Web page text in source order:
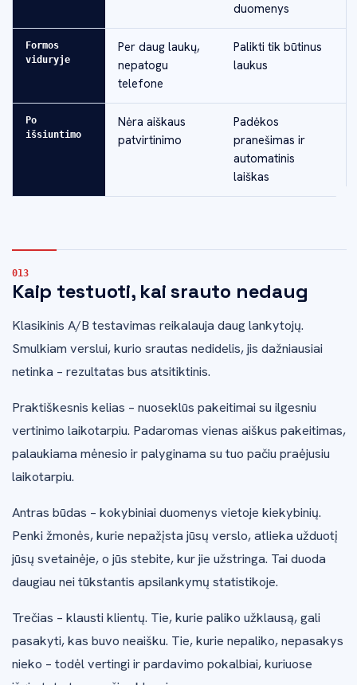
duomenys
Formos
viduryje
Per daug laukų,
nepatogu
telefone
Palikti tik būtinus
laukus
Po
išsiuntimo
Nėra aiškaus
patvirtinimo
Padėkos
pranešimas ir
automatinis
laiškas
Kaip testuoti, kai srauto nedaug
Klasikinis A/B testavimas reikalauja daug lankytojų.
Smulkiam verslui, kurio srautas nedidelis, jis dažniausiai
netinka – rezultatas bus atsitiktinis.
Praktiškesnis kelias – nuoseklūs pakeitimai su ilgesniu
vertinimo laikotarpiu. Padaromas vienas aiškus pakeitimas,
palaukiama mėnesio ir palyginama su tuo pačiu praėjusiu
laikotarpiu.
Antras būdas – kokybiniai duomenys vietoje kiekybinių.
Penki žmonės, kurie nepažįsta jūsų verslo, atlieka užduotį
jūsų svetainėje, o jūs stebite, kur jie užstringa. Tai duoda
daugiau nei tūkstantis apsilankymų statistikoje.
Trečias – klausti klientų. Tie, kurie paliko užklausą, gali
pasakyti, kas buvo neaišku. Tie, kurie nepaliko, nepasakys
nieko – todėl vertingi ir pardavimo pokalbiai, kuriuose